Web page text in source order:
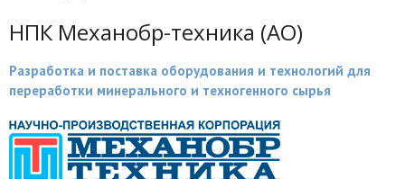
НПК Механобр-техника (АО)
Разработка и поставка оборудования и технологий для
переработки минерального и техногенного сырья